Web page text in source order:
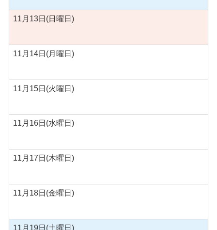
11月13日(日曜日)
11月14日(月曜日)
11月15日(火曜日)
11月16日(水曜日)
11月17日(木曜日)
11月18日(金曜日)
11月19日(土曜日)